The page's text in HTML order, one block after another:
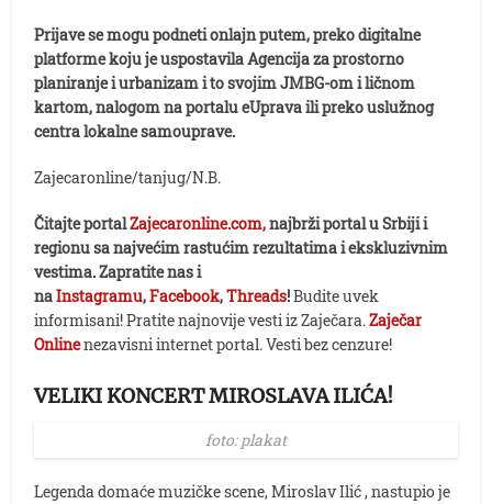
Prijave se mogu podneti onlajn putem, preko digitalne
platforme koju je uspostavila Agencija za prostorno
planiranje i urbanizam i to svojim JMBG-om i ličnom
kartom, nalogom na portalu eUprava ili preko uslužnog
centra lokalne samouprave.
Zajecaronline/tanjug/N.B.
Čitajte portalZajecaronline.com,najbrži portal u Srbiji i
regionu sa najvećim rastućim rezultatima i ekskluzivnim
vestima. Zapratite nas i
naInstagramu,Facebook,Threads!Budite uvek
informisani! Pratite najnovije vesti iz Zaječara.Zaječar
Onlinenezavisni internet portal. Vesti bez cenzure!
VELIKI KONCERT MIROSLAVA ILIĆA!
foto: plakat
Legenda domaće muzičke scene, Miroslav Ilić , nastupio je